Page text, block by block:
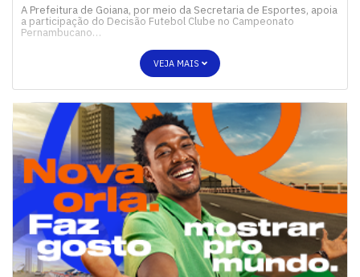
A Prefeitura de Goiana, por meio da Secretaria de Esportes, apoia
a participação do Decisão Futebol Clube no Campeonato
Pernambucano…
VEJA MAIS